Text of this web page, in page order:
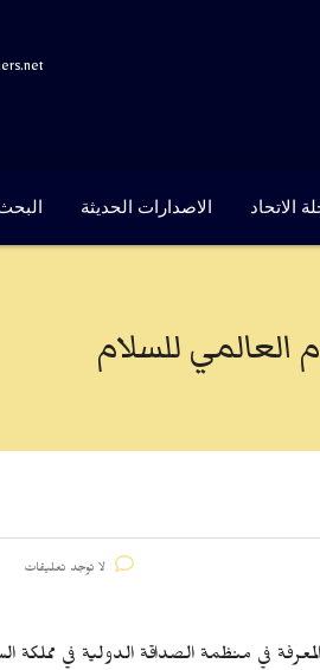
الاتحاد الاصدارات الحديثة
العالمي للسلام
لا توجد تعليقات
في منظمة الصداقة الدولية في مملكة